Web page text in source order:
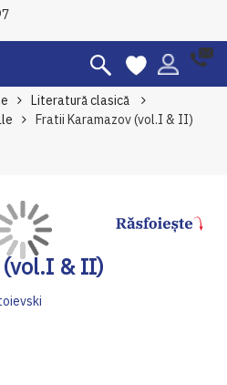
Literatură clasică
Fratii Karamazov (vol.I & II)
(vol.I & II)